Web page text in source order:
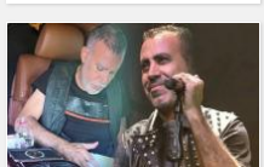
Reklam Filmi: "İrade
Bizim, Zafer Bizim"